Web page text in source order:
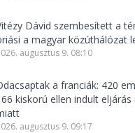
Dávid szembesített a
a magyar közúthálózat
augusztus 9. 08:10
a franciák: 420
kiskorú ellen indult
augusztus 9. 09:17